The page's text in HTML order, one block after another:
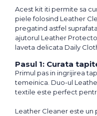
Acest kit iti permite sa
piele folosind Leather
pregatind astfel
ajutorul Leather
laveta delicata Daily
Pasul 1: Curata
Primul pas in ingrijirea
temeinica. Duo-ul
textile este perfect
Leather Cleaner este un